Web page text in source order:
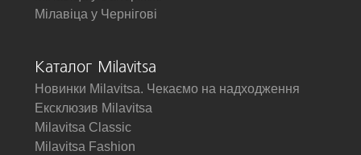
Мілавіца у Чернігові
Каталог Milavitsa
Новинки Milavitsa. Чекаємо на надходження
Ексклюзив Milavitsa
Milavitsa Classic
Milavitsa Fashion